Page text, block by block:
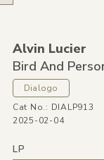
Alvin Lucier
Bird And
Dialogo
Cat No.: DIALP913
2025-02-04
LP